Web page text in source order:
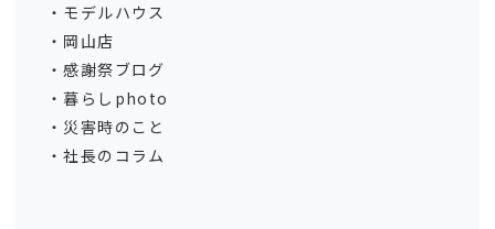
モデルハウス
岡山店
感謝祭ブログ
暮らしphoto
災害時のこと
社長のコラム